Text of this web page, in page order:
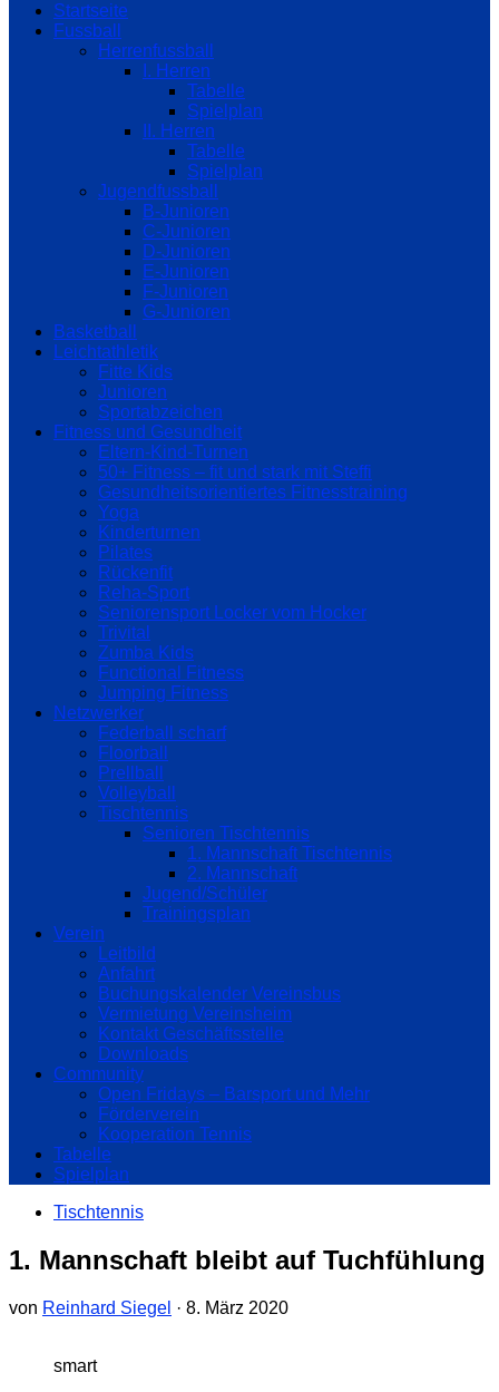
Startseite
Fussball
Herrenfussball
I. Herren
Tabelle
Spielplan
II. Herren
Tabelle
Spielplan
Jugendfussball
B-Junioren
C-Junioren
D-Junioren
E-Junioren
F-Junioren
G-Junioren
Basketball
Leichtathletik
Fitte Kids
Junioren
Sportabzeichen
Fitness und Gesundheit
Eltern-Kind-Turnen
50+ Fitness – fit und stark mit Steffi
Gesundheitsorientiertes Fitnesstraining
Yoga
Kinderturnen
Pilates
Rückenfit
Reha-Sport
Seniorensport Locker vom Hocker
Trivital
Zumba Kids
Functional Fitness
Jumping Fitness
Netzwerker
Federball scharf
Floorball
Prellball
Volleyball
Tischtennis
Senioren Tischtennis
1. Mannschaft Tischtennis
2. Mannschaft
Jugend/Schüler
Trainingsplan
Verein
Leitbild
Anfahrt
Buchungskalender Vereinsbus
Vermietung Vereinsheim
Kontakt Geschäftsstelle
Downloads
Community
Open Fridays – Barsport und Mehr
Förderverein
Kooperation Tennis
Tabelle
Spielplan
Tischtennis
1. Mannschaft bleibt auf Tuchfühlung
von Reinhard Siegel · 8. März 2020
smart